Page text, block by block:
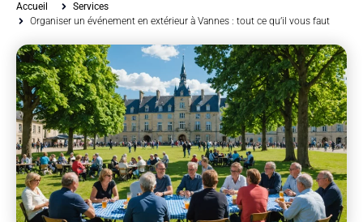
Accueil
Services
Organiser un événement en extérieur à Vannes : tout ce qu’il vous faut